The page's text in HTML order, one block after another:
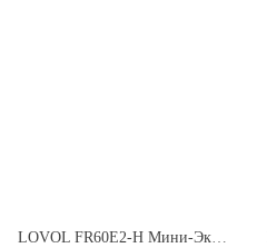
LOVOL FR60E2-H Мини-Экскаватор гусеничный